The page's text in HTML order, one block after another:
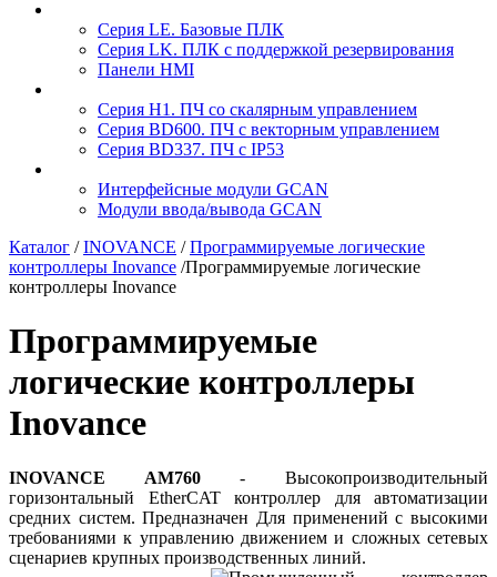
Серия LE. Базовые ПЛК
Серия LK. ПЛК с поддержкой резервирования
Панели HMI
Серия H1. ПЧ со скалярным управлением
Серия BD600. ПЧ с векторным управлением
Серия BD337. ПЧ с IP53
Интерфейсные модули GCAN
Модули ввода/вывода GCAN
Каталог / INOVANCE / Программируемые логические
контроллеры Inovance /Программируемые логические
контроллеры Inovance
Программируемые
логические контроллеры
Inovance
INOVANCE AM760- Высокопроизводительный
горизонтальный EtherCAT контроллер для автоматизации
средних систем. Предназначен Для применений с высокими
требованиями к управлению движением и сложных сетевых
сценариев крупных производственных линий.